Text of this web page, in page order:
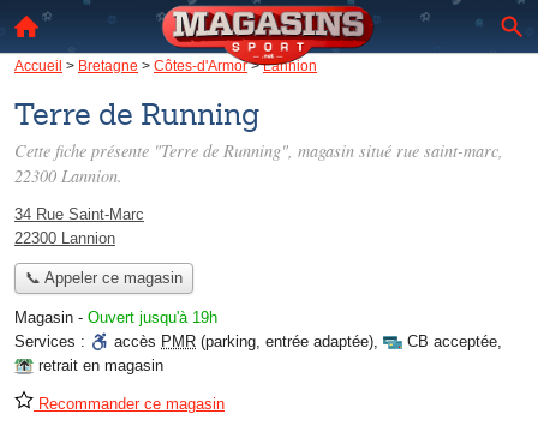
Accueil > Bretagne > Côtes-d'Armor>Lannion
Terre de Running
Cette fiche présente "Terre de Running", magasin situé rue saint-marc,
22300 Lannion.
34 Rue Saint-Marc
22300 Lannion
📞 Appeler ce magasin
Magasin - Ouvert jusqu'à 19h
Services :
accès PMR (parking, entrée adaptée), CB acceptée,
retrait en magasin
Recommander ce magasin